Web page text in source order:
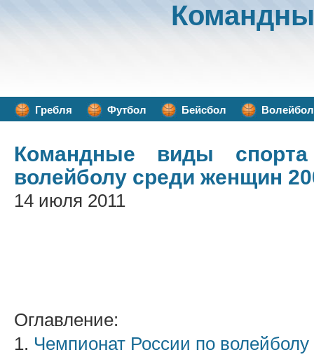
Гребля Футбол Бейсбол Волейбол
Командные виды спорта
волейболу среди женщин
14 июля 2011
Оглавление:
1. Чемпионат России по